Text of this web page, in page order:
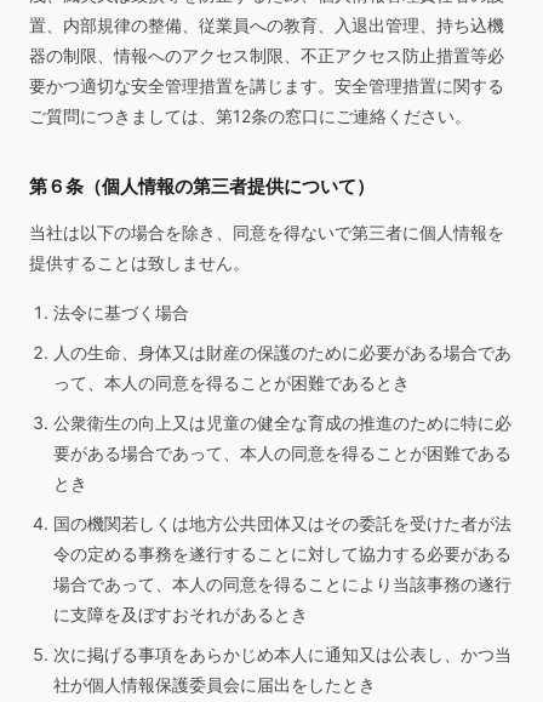
置、内部規律の整備、従業員への教育、入退出管理、持ち込機
器の制限、情報へのアクセス制限、不正アクセス防止措置等必
要かつ適切な安全管理措置を講じます。安全管理措置に関する
ご質問につきましては、第12条の窓口にご連絡ください。
第６条（個人情報の第三者提供について）
当社は以下の場合を除き、同意を得ないで第三者に個人情報を
提供することは致しません。
法令に基づく場合
人の生命、身体又は財産の保護のために必要がある場合であ
って、本人の同意を得ることが困難であるとき
公衆衛生の向上又は児童の健全な育成の推進のために特に必
要がある場合であって、本人の同意を得ることが困難である
とき
国の機関若しくは地方公共団体又はその委託を受けた者が法
令の定める事務を遂行することに対して協力する必要がある
場合であって、本人の同意を得ることにより当該事務の遂行
に支障を及ぼすおそれがあるとき
次に掲げる事項をあらかじめ本人に通知又は公表し、かつ当
社が個人情報保護委員会に届出をしたとき